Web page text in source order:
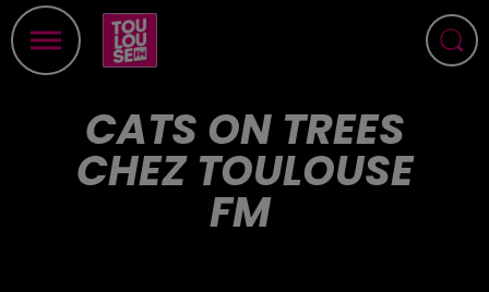
CATS ON TREES
CHEZ TOULOUSE
FM